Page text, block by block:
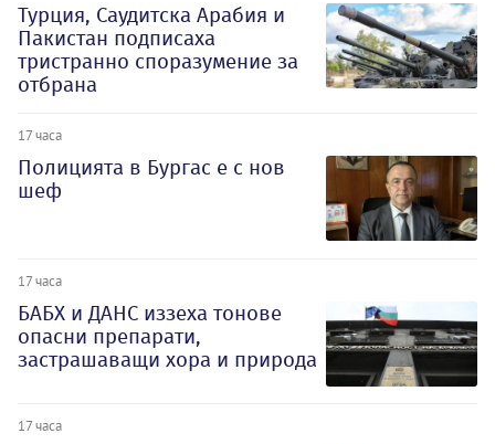
Турция, Саудитска Арабия и
Пакистан подписаха
тристранно споразумение за
отбрана
17 часа
Полицията в Бургас е с нов
шеф
17 часа
БАБХ и ДАНС иззеха тонове
опасни препарати,
застрашаващи хора и природа
17 часа